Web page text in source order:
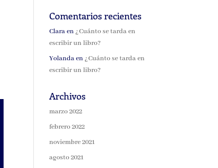
Comentarios recientes
Claraen¿Cuánto se tarda en
escribir un libro?
Yolandaen¿Cuánto se tarda en
escribir un libro?
Archivos
marzo 2022
febrero 2022
noviembre 2021
agosto 2021